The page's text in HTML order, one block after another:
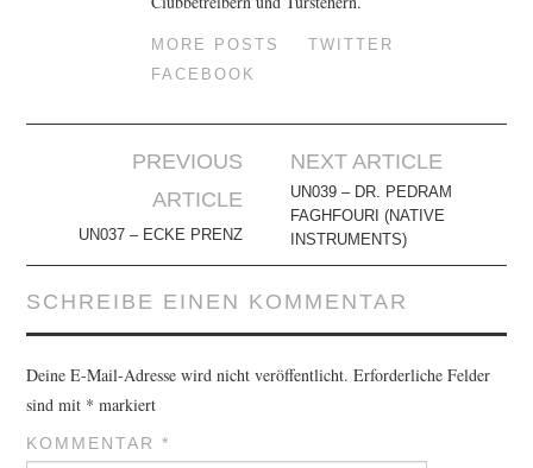
MORE POSTS
TWITTER
FACEBOOK
Navigation
PREVIOUS
ARTICLE
UN037 – ECKE PRENZ
NEXT ARTICLE
UN039 – DR. PEDRAM
FAGHFOURI (NATIVE
INSTRUMENTS)
SCHREIBE EINEN KOMMENTAR
Deine E-Mail-Adresse wird nicht veröffentlicht. Erforderliche Felder
sind mit * markiert
KOMMENTAR*